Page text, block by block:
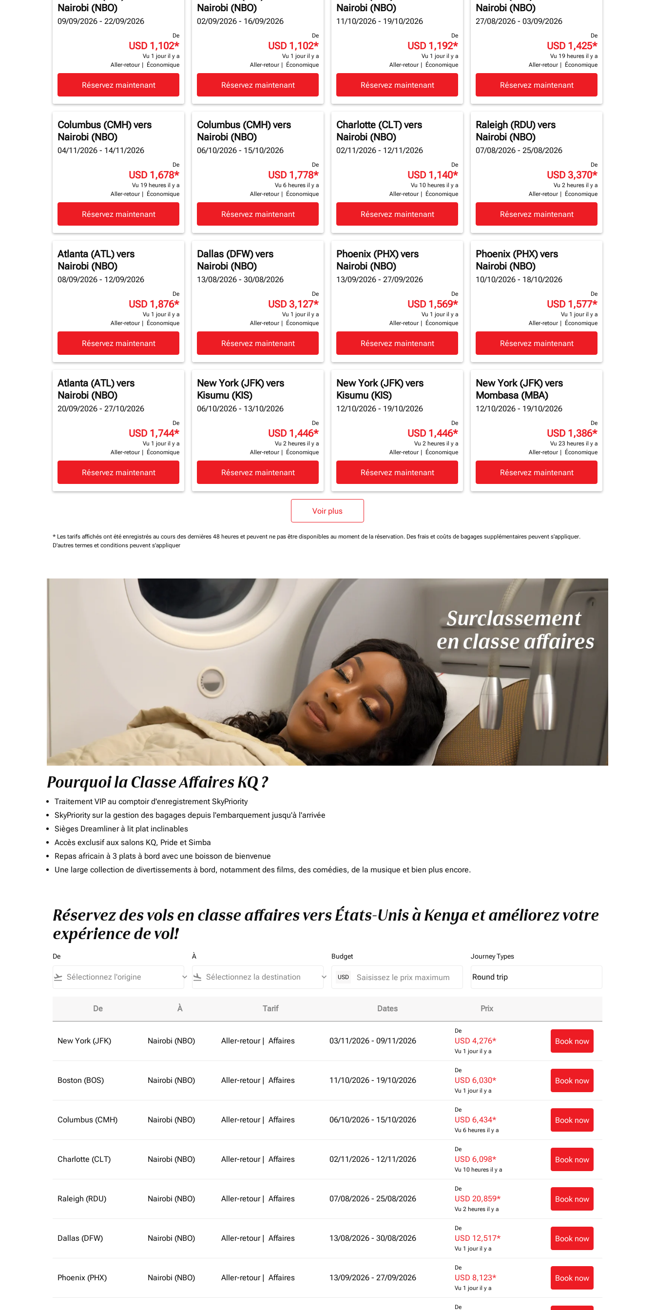
Nairobi (NBO)
09/09/2026 - 22/09/2026
De
USD 1,102*
Vu 1 jour il y a
Aller-retour
Économique
Réservez maintenant
Nairobi (NBO)
02/09/2026 - 16/09/2026
De
USD 1,102*
Vu 1 jour il y a
Aller-retour
Économique
Réservez maintenant
Nairobi (NBO)
11/10/2026 - 19/10/2026
De
USD 1,192*
Vu 1 jour il y a
Aller-retour
Économique
Réservez maintenant
Nairobi (NBO)
27/08/2026 - 03/09/2026
De
USD 1,425*
Vu 19 heures il y a
Aller-retour
Économique
Réservez maintenant
Columbus (CMH)vers
Nairobi (NBO)
04/11/2026 - 14/11/2026
De
USD 1,678*
Vu 19 heures il y a
Aller-retour
Économique
Réservez maintenant
Columbus (CMH)vers
Nairobi (NBO)
06/10/2026 - 15/10/2026
De
USD 1,778*
Vu 6 heures il y a
Aller-retour
Économique
Réservez maintenant
Charlotte (CLT)vers
Nairobi (NBO)
02/11/2026 - 12/11/2026
De
USD 1,140*
Vu 10 heures il y a
Aller-retour
Économique
Réservez maintenant
Raleigh (RDU)vers
Nairobi (NBO)
07/08/2026 - 25/08/2026
De
USD 3,370*
Vu 2 heures il y a
Aller-retour
Économique
Réservez maintenant
Atlanta (ATL)vers
Nairobi (NBO)
08/09/2026 - 12/09/2026
De
USD 1,876*
Vu 1 jour il y a
Aller-retour
Économique
Réservez maintenant
Dallas (DFW)vers
Nairobi (NBO)
13/08/2026 - 30/08/2026
De
USD 3,127*
Vu 1 jour il y a
Aller-retour
Économique
Réservez maintenant
Phoenix (PHX)vers
Nairobi (NBO)
13/09/2026 - 27/09/2026
De
USD 1,569*
Vu 1 jour il y a
Aller-retour
Économique
Réservez maintenant
Phoenix (PHX)vers
Nairobi (NBO)
10/10/2026 - 18/10/2026
De
USD 1,577*
Vu 1 jour il y a
Aller-retour
Économique
Réservez maintenant
Atlanta (ATL)vers
Nairobi (NBO)
20/09/2026 - 27/10/2026
De
USD 1,744*
Vu 1 jour il y a
Aller-retour
Économique
Réservez maintenant
New York (JFK)vers
Kisumu (KIS)
06/10/2026 - 13/10/2026
De
USD 1,446*
Vu 2 heures il y a
Aller-retour
Économique
Réservez maintenant
New York (JFK)vers
Kisumu (KIS)
12/10/2026 - 19/10/2026
De
USD 1,446*
Vu 2 heures il y a
Aller-retour
Économique
Réservez maintenant
New York (JFK)vers
Mombasa (MBA)
12/10/2026 - 19/10/2026
De
USD 1,386*
Vu 23 heures il y a
Aller-retour
Économique
Réservez maintenant
Voir plus
* Les tarifs affichés ont été enregistrés au cours des dernières 48 heures et peuvent ne pas être disponibles au moment de la réservation. Des frais et coûts de bagages supplémentaires peuvent s'appliquer.
D'autres termes et conditions peuvent s'appliquer
Pourquoi la Classe Affaires KQ ?
Traitement VIP au comptoir d'enregistrement SkyPriority
SkyPriority sur la gestion des bagages depuis l'embarquement jusqu'à l'arrivée
Sièges Dreamliner à lit plat inclinables
Accès exclusif aux salons KQ, Pride et Simba
Repas africain à 3 plats à bord avec une boisson de bienvenue
Une large collection de divertissements à bord, notamment des films, des comédies, de la musique et bien plus encore.
Réservez des vols en classe affaires vers États-Unis à Kenya et améliorez votre
expérience de vol!
De
flight_takeoff keyboard_arrow_down
À
flight_land keyboard_arrow_down
Budget
USD
Journey Types
Journey Types option Round trip Selected
Round trip
keyboard_arrow_down
De À Tarif Dates Prix
New York (JFK) Nairobi (NBO) Aller-retour | Affaires 03/11/2026 - 09/11/2026
De
USD 4,276*
Vu 1 jour il y a
Book now
Boston (BOS) Nairobi (NBO) Aller-retour | Affaires 11/10/2026 - 19/10/2026
De
USD 6,030*
Vu 1 jour il y a
Book now
Columbus (CMH) Nairobi (NBO) Aller-retour | Affaires 06/10/2026 - 15/10/2026
De
USD 6,434*
Vu 6 heures il y a
Book now
Charlotte (CLT) Nairobi (NBO) Aller-retour | Affaires 02/11/2026 - 12/11/2026
De
USD 6,098*
Vu 10 heures il y a
Book now
Raleigh (RDU) Nairobi (NBO) Aller-retour | Affaires 07/08/2026 - 25/08/2026
De
USD 20,859*
Vu 2 heures il y a
Book now
Dallas (DFW) Nairobi (NBO) Aller-retour | Affaires 13/08/2026 - 30/08/2026
De
USD 12,517*
Vu 1 jour il y a
Book now
Phoenix (PHX) Nairobi (NBO) Aller-retour | Affaires 13/09/2026 - 27/09/2026
De
USD 8,123*
Vu 1 jour il y a
Book now
De